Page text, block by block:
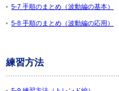
5-7 手順のまとめ（波動編の基本）
5-8 手順のまとめ（波動編の応用）
練習方法